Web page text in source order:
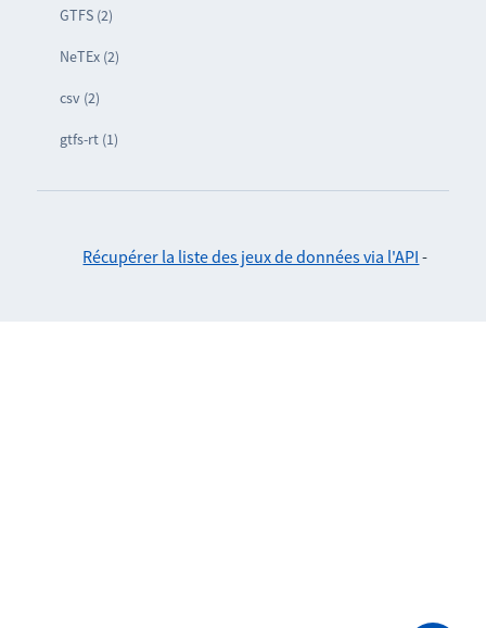
GTFS (2)
NeTEx (2)
csv (2)
gtfs-rt (1)
Récupérer la liste des jeux de données via l'API -